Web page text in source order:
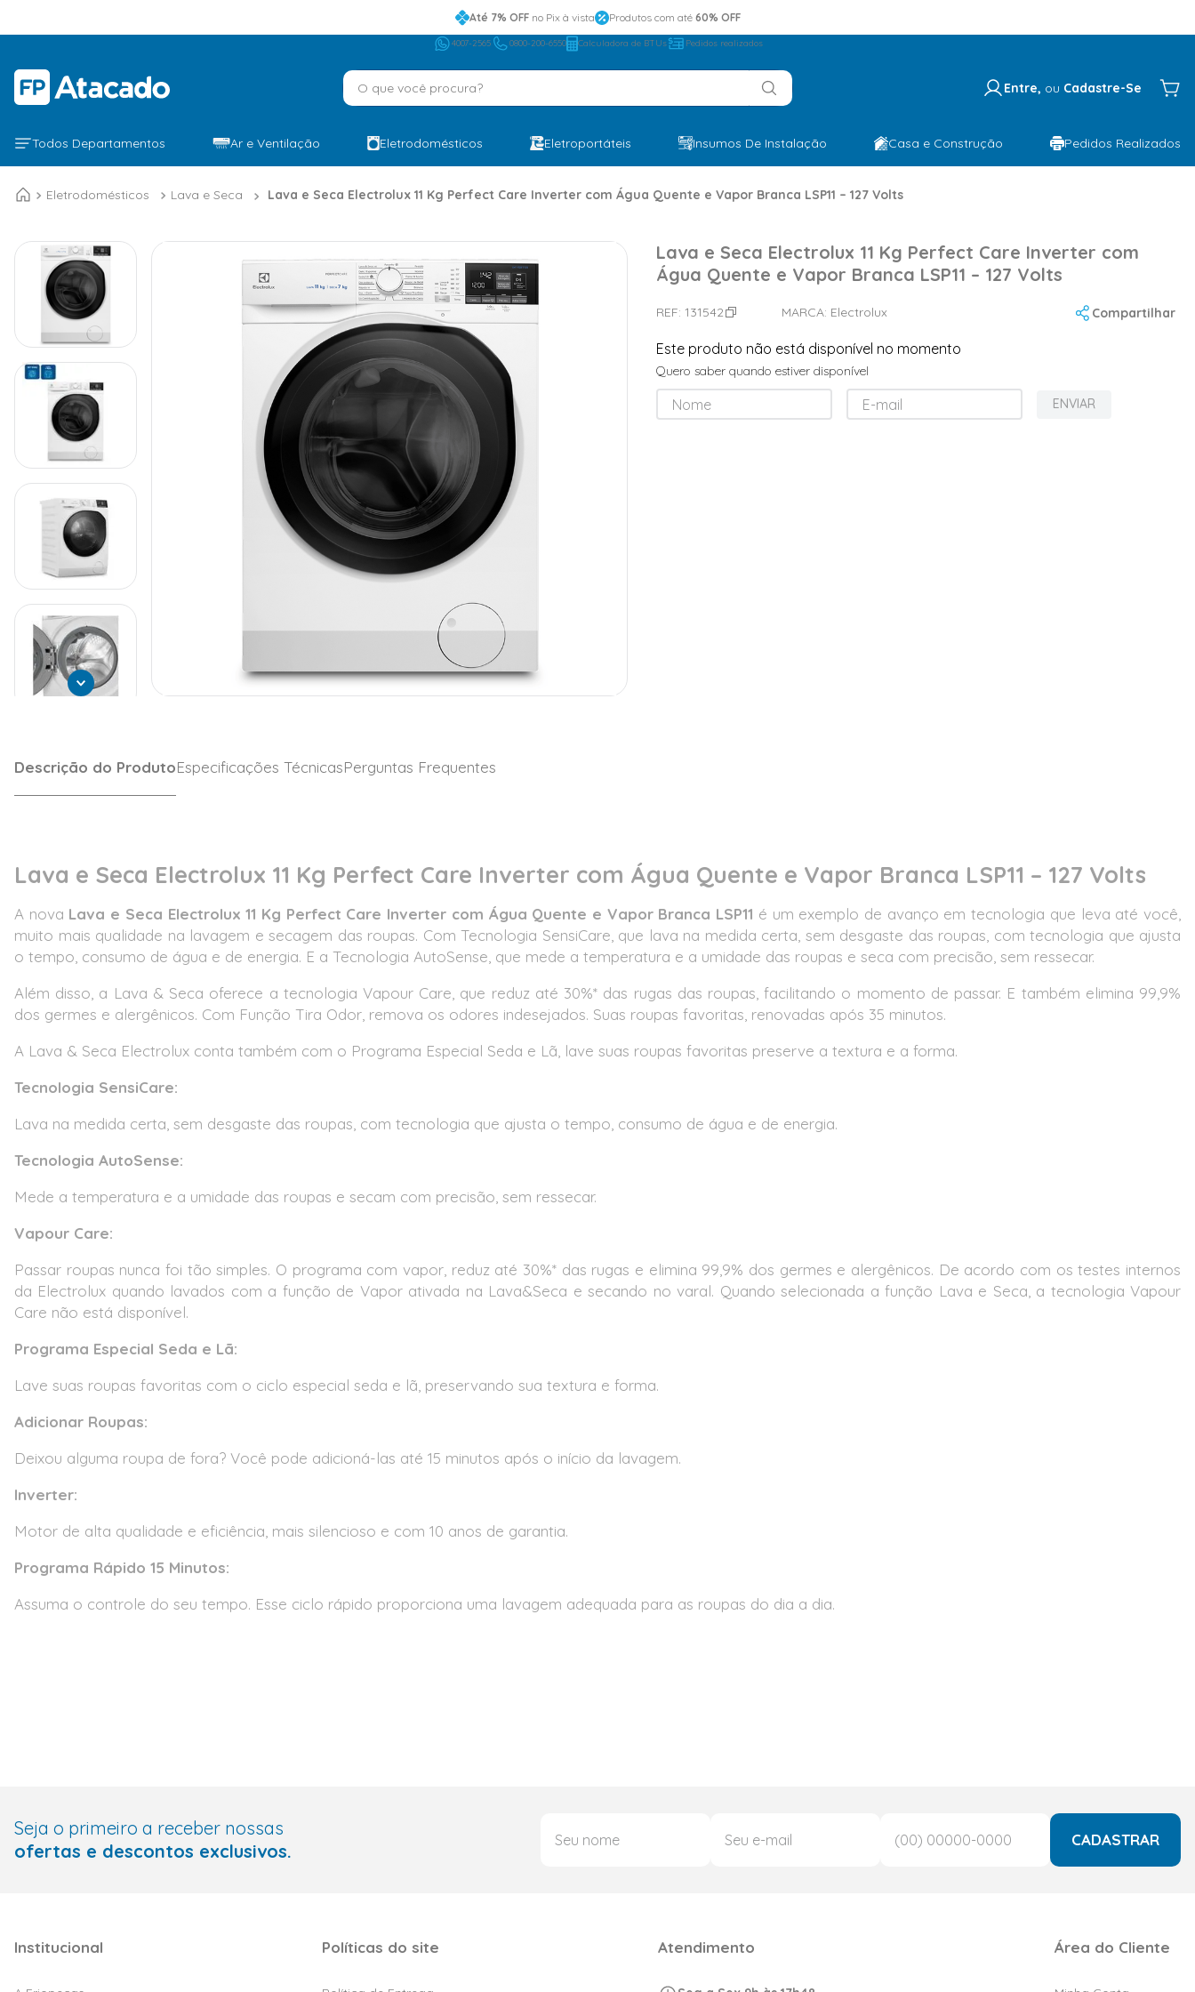
Até 7% OFFno Pix à vista Produtos com até 60% OFF
4007-2565 0800-200-6550 Calculadora de BTUs Pedidos realizados
O que você procura?
Entre, ou Cadastre-Se
Todos Departamentos Ar e Ventilação Eletrodomésticos Eletroportáteis Insumos De Instalação Casa e Construção Pedidos Realizados
Eletrodomésticos Lava e Seca Lava e Seca Electrolux 11 Kg Perfect Care Inverter com Água Quente e Vapor Branca LSP11 – 127 Volts
Lava e Seca Electrolux 11 Kg Perfect Care Inverter com
Água Quente e Vapor Branca LSP11 – 127 Volts
REF: 131542 MARCA: Electrolux Compartilhar
Este produto não está disponível no momento
Quero saber quando estiver disponível
ENVIAR
Descrição do ProdutoEspecificações TécnicasPerguntas Frequentes
Lava e Seca Electrolux 11 Kg Perfect Care Inverter com Água Quente e Vapor Branca LSP11 – 127 Volts
A nova Lava e Seca Electrolux 11 Kg Perfect Care Inverter com Água Quente e Vapor Branca LSP11 é um exemplo de avanço em tecnologia que leva até você,
muito mais qualidade na lavagem e secagem das roupas. Com Tecnologia SensiCare, que lava na medida certa, sem desgaste das roupas, com tecnologia que ajusta
o tempo, consumo de água e de energia. E a Tecnologia AutoSense, que mede a temperatura e a umidade das roupas e seca com precisão, sem ressecar.
Além disso, a Lava & Seca oferece a tecnologia Vapour Care, que reduz até 30%* das rugas das roupas, facilitando o momento de passar. E também elimina 99,9%
dos germes e alergênicos. Com Função Tira Odor, remova os odores indesejados. Suas roupas favoritas, renovadas após 35 minutos.
A Lava & Seca Electrolux conta também com o Programa Especial Seda e Lã, lave suas roupas favoritas preserve a textura e a forma.
Tecnologia SensiCare:
Lava na medida certa, sem desgaste das roupas, com tecnologia que ajusta o tempo, consumo de água e de energia.
Tecnologia AutoSense:
Mede a temperatura e a umidade das roupas e secam com precisão, sem ressecar.
Vapour Care:
Passar roupas nunca foi tão simples. O programa com vapor, reduz até 30%* das rugas e elimina 99,9% dos germes e alergênicos. De acordo com os testes internos
da Electrolux quando lavados com a função de Vapor ativada na Lava&Seca e secando no varal. Quando selecionada a função Lava e Seca, a tecnologia Vapour
Care não está disponível.
Programa Especial Seda e Lã:
Lave suas roupas favoritas com o ciclo especial seda e lã, preservando sua textura e forma.
Adicionar Roupas:
Deixou alguma roupa de fora? Você pode adicioná-las até 15 minutos após o início da lavagem.
Inverter:
Motor de alta qualidade e eficiência, mais silencioso e com 10 anos de garantia.
Programa Rápido 15 Minutos:
Assuma o controle do seu tempo. Esse ciclo rápido proporciona uma lavagem adequada para as roupas do dia a dia.
Seja o primeiro a receber nossas
ofertas e descontos exclusivos.
CADASTRAR
Institucional Políticas do site Atendimento Área do Cliente